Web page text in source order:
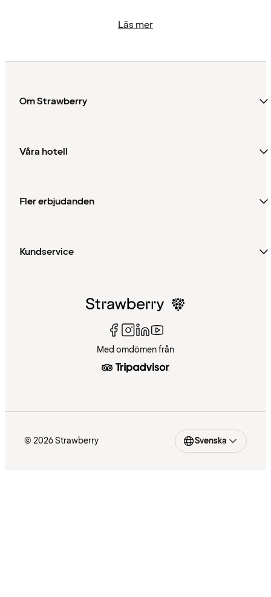
Läs mer
Om Strawberry
Våra hotell
Fler erbjudanden
Kundservice
Med omdömen från
© 2026 Strawberry Svenska